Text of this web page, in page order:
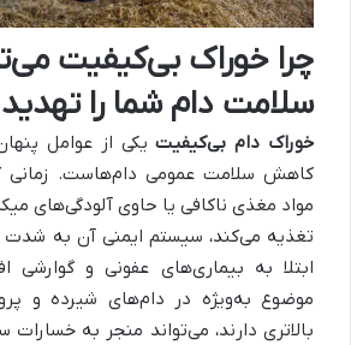
چرا خوراک بی‌کیفیت
سلامت دام شما را
خوراک دام بی‌کیفیتیکی از عوامل
کاهش سلامت عمومی دام‌هاست. زمانی
مواد مغذی ناکافی یا حاوی آلودگی‌های
تغذیه می‌کند، سیستم ایمنی آن به
ابتلا به بیماری‌های عفونی و گوارشی
موضوع به‌ویژه در دام‌های شیرده و
بالاتری دارند، می‌تواند منجر به